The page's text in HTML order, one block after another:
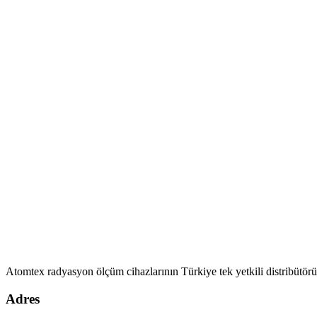
Atomtex radyasyon ölçüm cihazlarının Türkiye tek yetkili
Adres